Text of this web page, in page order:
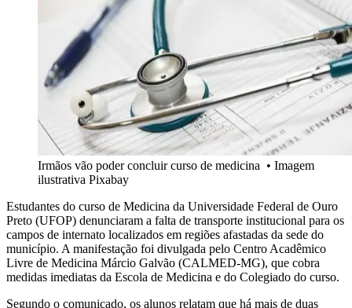
Irmãos vão poder concluir curso de medicina • Imagem
ilustrativa Pixabay
Estudantes do curso de Medicina da Universidade Federal de Ouro
Preto (UFOP) denunciaram a falta de transporte institucional para os
campos de internato localizados em regiões afastadas da sede do
município. A manifestação foi divulgada pelo Centro Acadêmico
Livre de Medicina Márcio Galvão (CALMED-MG), que cobra
medidas imediatas da Escola de Medicina e do Colegiado do curso.
Segundo o comunicado, os alunos relatam que há mais de duas